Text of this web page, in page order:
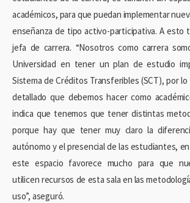
académicos, para que puedan implementar
enseñanza de tipo activo-participativa. A esto
jefa de carrera. “Nosotros como carrera
Universidad en tener un plan de estudio
Sistema de Créditos Transferibles (SCT), por
detallado que debemos hacer como
indica que tenemos que tener distintas
porque hay que tener muy claro la
autónomo y el presencial de las estudiantes,
este espacio favorece mucho para que
utilicen recursos de esta sala en las
uso”, aseguró.